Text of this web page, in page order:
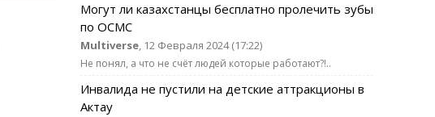
Могут ли казахстанцы бесплатно пролечить зубы
по ОСМС
Multiverse, 12 Февраля 2024 (17:22)
Не понял, а что не счёт людей которые работают?!..
Инвалида не пустили на детские аттракционы в
Актау